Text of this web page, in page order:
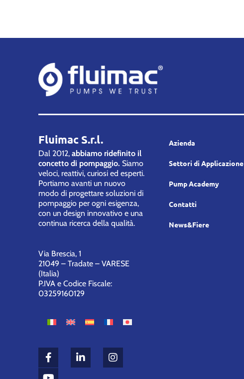
Fluimac S.r.l.
Dal 2012,abbiamo ridefinito il
concetto di pompaggio. Siamo
veloci, reattivi, curiosi ed esperti.
Portiamo avanti un nuovo
modo di progettare soluzioni di
pompaggio per ogni esigenza,
con un design innovativo e una
continua ricerca della qualità.
Via Brescia, 1
21049 – Tradate – VARESE
(Italia)
P.IVA e Codice Fiscale:
03259160129
Azienda
Settori di Applicazione
Pump Academy
Contatti
News&Fiere